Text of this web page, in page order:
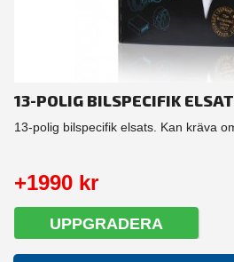
13-POLIG BILSPECIFIK
13-polig bilspecifik elsats. Kan kräva
+1990 kr
UPPGRADERA